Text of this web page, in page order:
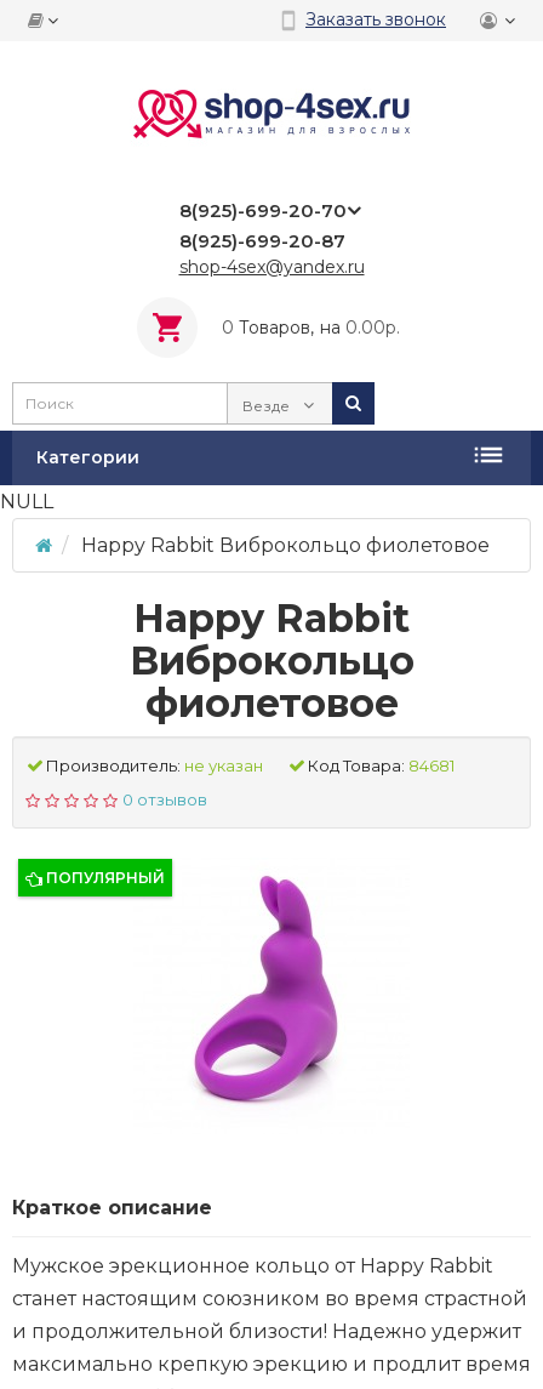
Заказать звонок
8(925)-699-20-70
8(925)-699-20-87
shop-4sex@yandex.ru
0 Tоваров, на 0.00р.
Везде
Категории
NULL
Happy Rabbit Виброкольцо фиолетовое
Happy Rabbit
Виброкольцо
фиолетовое
Производитель: не указан Код Товара: 84681
0 отзывов
ПОПУЛЯРНЫЙ
Краткое описание
Мужское эрекционное кольцо от Happy Rabbit
станет настоящим союзником во время страстной
и продолжительной близости! Надежно удержит
максимально крепкую эрекцию и продлит время